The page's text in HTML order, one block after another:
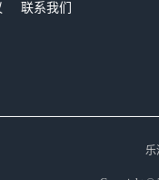
联系我们
乐